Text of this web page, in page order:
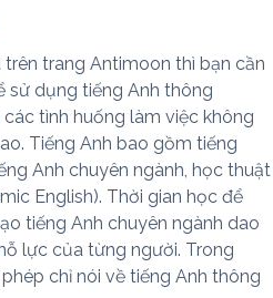
trang Antimoon thì bạn cần
sử dụng tiếng Anh thông
tình huống làm việc không
Tiếng Anh bao gồm tiếng
Anh chuyên ngành, học thuật
English). Thời gian học để
tiếng Anh chuyên ngành dao
lực của từng người. Trong
chỉ nói về tiếng Anh thông